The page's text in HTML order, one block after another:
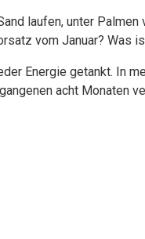
laufen, unter
vom Januar? Was
Energie getankt. In
acht Monaten